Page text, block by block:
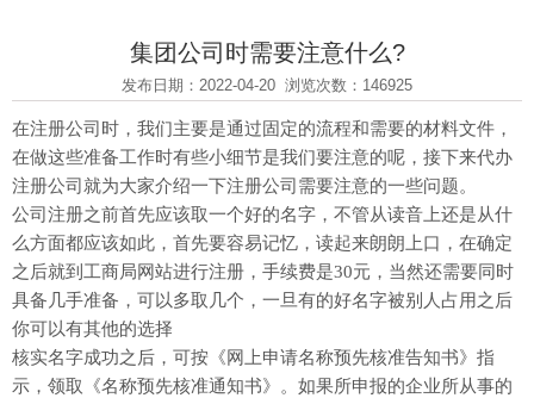
集团公司时需要注意什么?
发布日期：2022-04-20 浏览次数：146925
在注册公司时，我们主要是通过固定的流程和需要的材料文件，
在做这些准备工作时有些小细节是我们要注意的呢，接下来代办
注册公司就为大家介绍一下注册公司需要注意的一些问题。
公司注册之前首先应该取一个好的名字，不管从读音上还是从什
么方面都应该如此，首先要容易记忆，读起来朗朗上口，在确定
之后就到工商局网站进行注册，手续费是30元，当然还需要同时
具备几手准备，可以多取几个，一旦有的好名字被别人占用之后
你可以有其他的选择
核实名字成功之后，可按《网上申请名称预先核准告知书》指
示，领取《名称预先核准通知书》。如果所申报的企业所从事的